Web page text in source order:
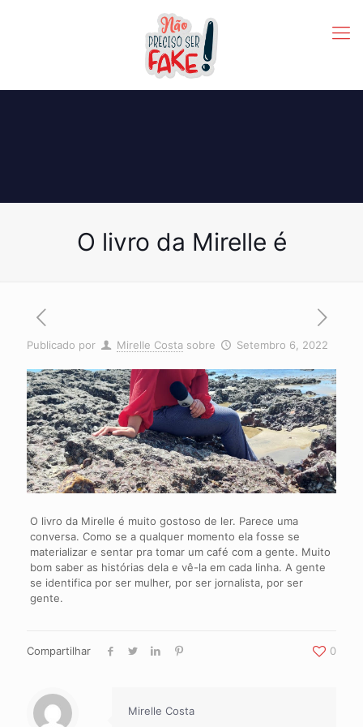
O livro da Mirelle é
Publicado por Mirelle Costa sobre Setembro 6, 2022
O livro da Mirelle é muito gostoso de ler. Parece uma
conversa. Como se a qualquer momento ela fosse se
materializar e sentar pra tomar um café com a gente. Muito
bom saber as histórias dela e vê-la em cada linha. A gente
se identifica por ser mulher, por ser jornalista, por ser
gente.
Compartilhar 0
Mirelle Costa